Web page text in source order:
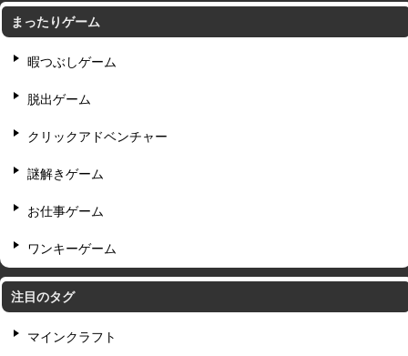
まったりゲーム
暇つぶしゲーム
脱出ゲーム
クリックアドベンチャー
謎解きゲーム
お仕事ゲーム
ワンキーゲーム
注目のタグ
マインクラフト